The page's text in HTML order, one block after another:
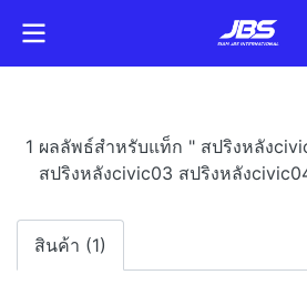
1 ผลลัพธ์สำหรับแท็ก " สปริงหลัง
สปริงหลังcivic03 สปริงหลัง
สินค้า (1)